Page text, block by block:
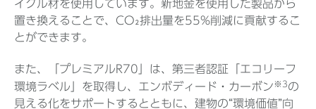
イクル材を使用しています。新地金を使用した製品から
置き換えることで、CO₂排出量を55%削減に貢献するこ
とができます。
また、「プレミアルR70」は、第三者認証「エコリーフ
環境ラベル」を取得し、エンボディード・カーボン※3の
見える化をサポートするとともに、建物の“環境価値”向